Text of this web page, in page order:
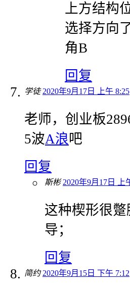
上方结构
选择方向
角B
回复
学徒 2020年9月17日 上午 8:25
老师，创业板
5波A浪吧
回复
斯彬 2020年9月17日 上
这种楔形很蹩
导；
回复
简约 2020年9月15日 下午 7:12